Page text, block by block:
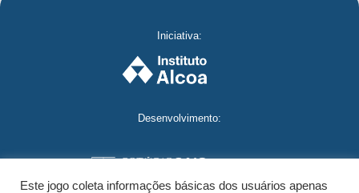
Iniciativa:
Desenvolvimento:
Este jogo coleta informações básicas dos usuários apenas